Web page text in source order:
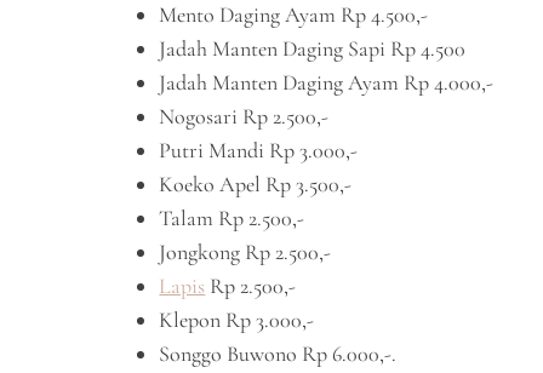
Mento Daging Ayam Rp 4.500,-
Jadah Manten Daging Sapi Rp 4.500
Jadah Manten Daging Ayam Rp 4.000,-
Nogosari Rp 2.500,-
Putri Mandi Rp 3.000,-
Koeko Apel Rp 3.500,-
Talam Rp 2.500,-
Jongkong Rp 2.500,-
Lapis Rp 2.500,-
Klepon Rp 3.000,-
Songgo Buwono Rp 6.000,-.